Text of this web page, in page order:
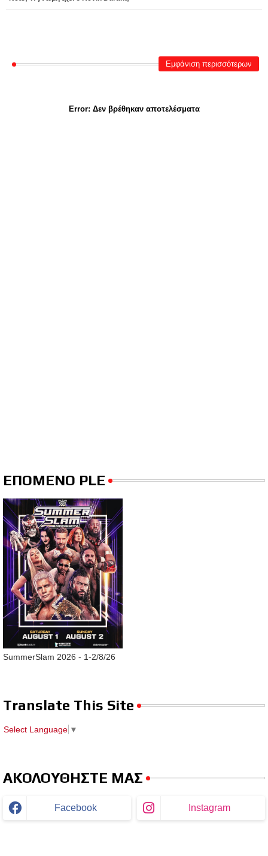
Εμφάνιση περισσότερων
Error: Δεν βρέθηκαν αποτελέσματα
ΕΠΟΜΕΝΟ PLE
SummerSlam 2026 - 1-2/8/26
Translate This Site
Select Language ▼
ΑΚΟΛΟΥΘΗΣΤΕ ΜΑΣ
Facebook Instagram